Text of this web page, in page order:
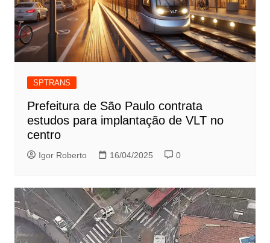
SPTRANS
Prefeitura de São Paulo contrata
estudos para implantação de VLT no
centro
Igor Roberto 16/04/2025 0